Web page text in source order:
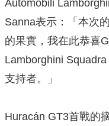
Automobili
Sanna表示：「本次
的果實，我在此恭喜
Lamborghini
支持者。」
Huracán GT3首戰的